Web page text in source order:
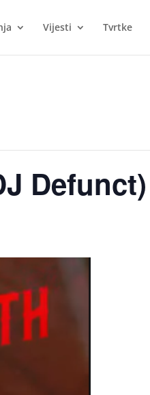
Vijesti Tvrtke
Defunct)